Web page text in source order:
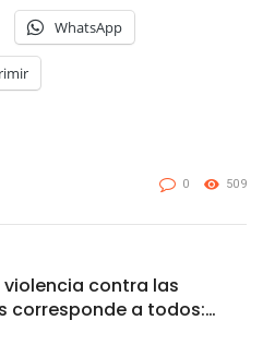
WhatsApp
0 509
violencia contra las
corresponde a todos: